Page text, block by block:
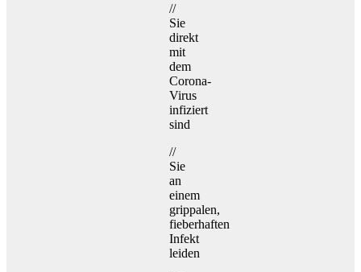
//
Sie
direkt
mit
dem
Corona-
Virus
infiziert
sind
//
Sie
an
einem
grippalen,
fieberhaften
Infekt
leiden